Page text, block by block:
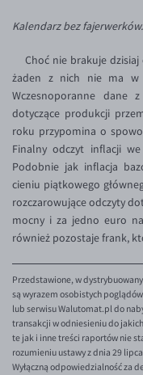
EUR/DKK
EUR/SEK
EUR/AUD
EUR/BGN
EUR/CAD
EUR/CNY
EUR/HUF
EUR/ILS
EUR/JPY
EUR/NZD
Kalendarz bez fajerwerków.
Choć nie brakuje dzisiaj
żaden z nich nie ma w
Wczesnoporanne dane
dotyczące produkcji
roku przypomina o
Finalny odczyt inflacji we
Podobnie jak inflacja
cieniu piątkowego
rozczarowujące odczyty
mocny i za jedno euro
również pozostaje frank,
Przedstawione, w
są wyrazem osobistych
lub serwisu Walutomat.pl do
transakcji w odniesieniu do
te jak i inne treści raportów nie
rozumieniu ustawy z dnia 29
Wyłączną odpowiedzialność za